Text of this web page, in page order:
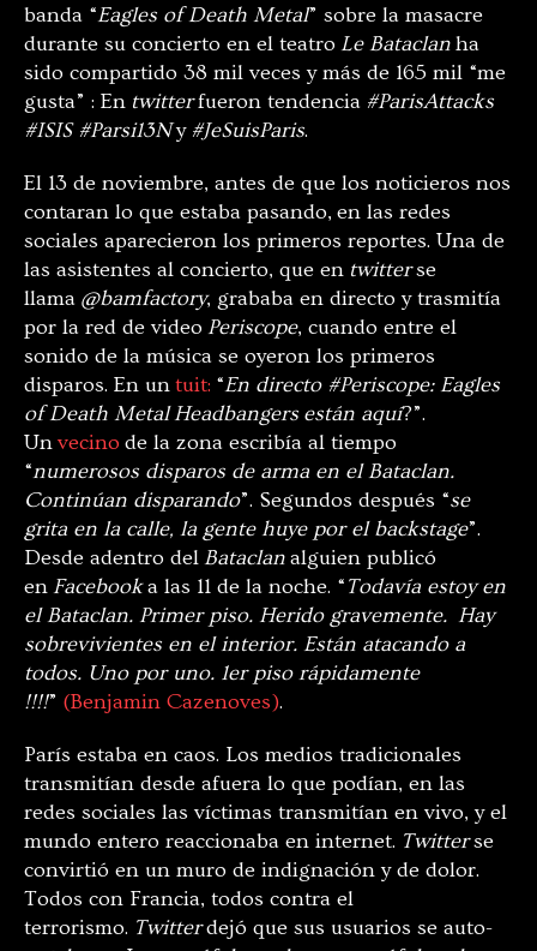
banda “Eagles of Death Metal” sobre la masacre
durante su concierto en el teatro Le Bataclanha
sido compartido 38 mil veces y más de 165 mil “me
gusta” : En twitterfueron tendencia #ParisAttacks
#ISIS #Parsi13Ny #JeSuisParis.
El 13 de noviembre, antes de que los noticieros nos
contaran lo que estaba pasando, en las redes
sociales aparecieron los primeros reportes. Una de
las asistentes al concierto, que en twitterse
llama @bamfactory, grababa en directo y trasmitía
por la red de video Periscope, cuando entre el
sonido de la música se oyeron los primeros
disparos. En untuit: “En directo #Periscope: Eagles
of Death Metal Headbangers están aquí?”.
Unvecino de la zona escribía al tiempo
“numerosos disparos de arma en el Bataclan.
Continúan disparando”. Segundos después “se
grita en la calle, la gente huye por el backstage”.
Desde adentro delBataclanalguien publicó
enFacebooka las 11 de la noche. “Todavía estoy en
el Bataclan. Primer piso. Herido gravemente. Hay
sobrevivientes en el interior. Están atacando a
todos. Uno por uno. 1er piso rápidamente
!!!!” (Benjamin Cazenoves).
París estaba en caos. Los medios tradicionales
transmitían desde afuera lo que podían, en las
redes sociales las víctimas transmitían en vivo, y el
mundo entero reaccionaba en internet. Twitterse
convirtió en un muro de indignación y de dolor.
Todos con Francia, todos contra el
terrorismo. Twitterdejó que sus usuarios se auto-